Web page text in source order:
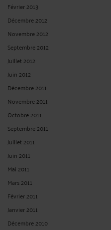
Février 2013
Décembre 2012
Novembre 2012
Septembre 2012
Juillet 2012
Juin 2012
Décembre 2011
Novembre 2011
Octobre 2011
Septembre 2011
Juillet 2011
Juin 2011
Mai 2011
Mars 2011
Février 2011
Janvier 2011
Décembre 2010